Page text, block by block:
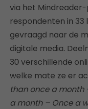
via het
respondenten in 33
gevraagd naar de
digitale media.
30 verschillende
welke mate ze er
than once a month
a month – Once a